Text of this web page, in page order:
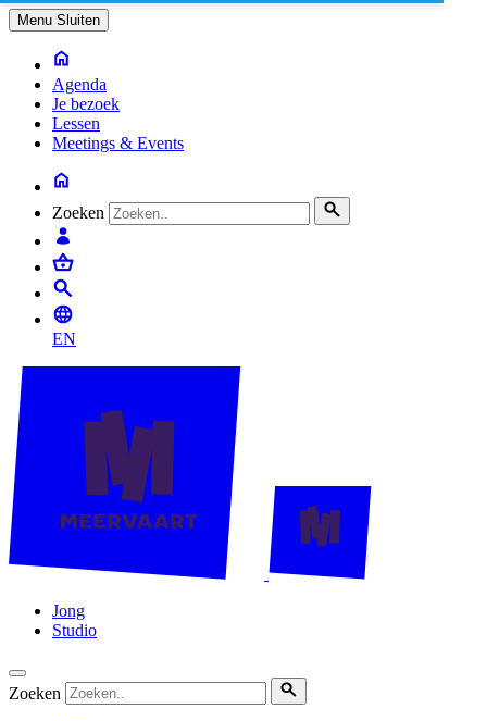
Menu Sluiten
Agenda
Je bezoek
Lessen
Meetings & Events
Zoeken
EN
Jong
Studio
Zoeken